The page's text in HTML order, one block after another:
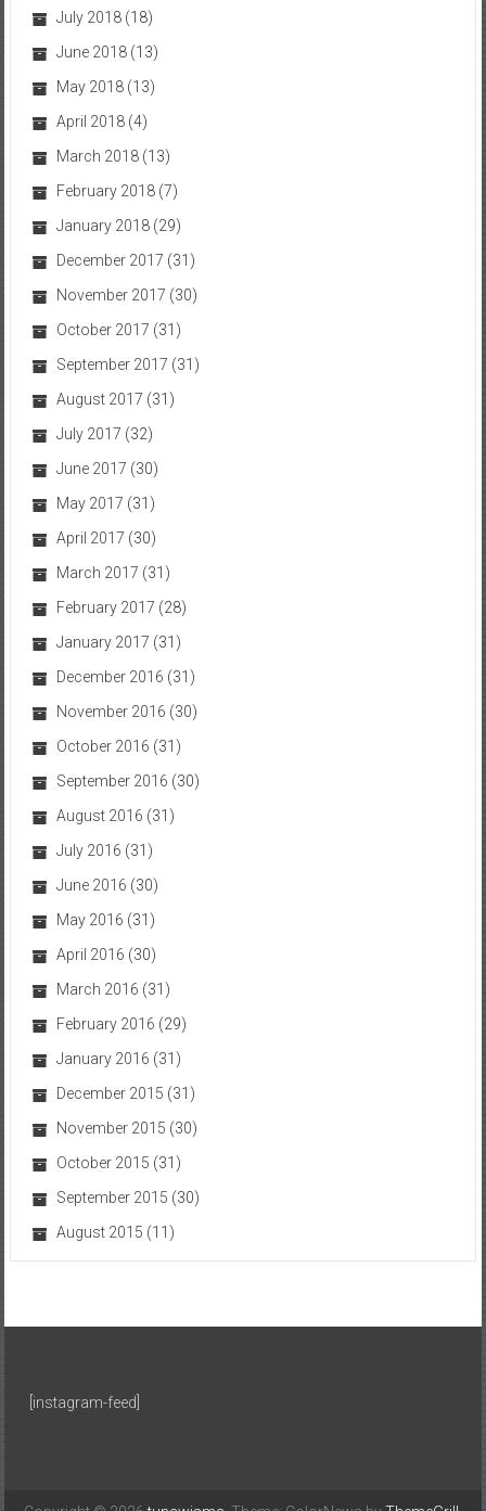
July 2018(18)
June 2018(13)
May 2018(13)
April 2018(4)
March 2018(13)
February 2018(7)
January 2018(29)
December 2017 (31)
November 2017 (30)
October 2017 (31)
September 2017 (31)
August 2017 (31)
July 2017 (32)
June 2017 (30)
May 2017 (31)
April 2017 (30)
March 2017 (31)
February 2017 (28)
January 2017 (31)
December 2016 (31)
November 2016 (30)
October 2016 (31)
September 2016 (30)
August 2016 (31)
July 2016 (31)
June 2016 (30)
May 2016 (31)
April 2016 (30)
March 2016 (31)
February 2016 (29)
January 2016 (31)
December 2015 (31)
November 2015 (30)
October 2015 (31)
September 2015 (30)
August 2015 (11)
[instagram-feed]